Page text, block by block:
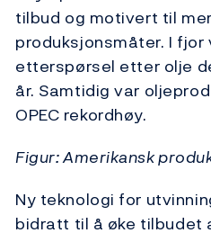
tilbud og motivert til
produksjonsmåter. I
etterspørsel etter olje
år. Samtidig var
OPEC rekordhøy.
Figur: Amerikansk
Ny teknologi for
bidratt til å øke tilbudet